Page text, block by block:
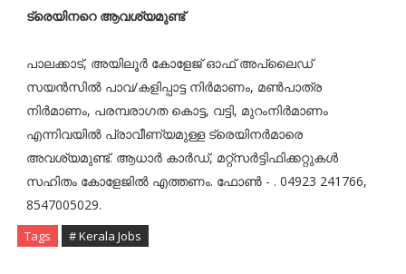
ട്രെയിനറെ ആവശ്യമുണ്ട്
പാലക്കാട്, അയിലൂര്‍ കോളേജ് ഓഫ് അപ്ലൈഡ്
സയന്‍സില്‍ പാവ/കളിപ്പാട്ട നിര്‍മാണം, മണ്‍പാത്ര
നിര്‍മാണം, പരമ്പരാഗത കൊട്ട, വട്ടി, മുറംനിര്‍മാണം
എന്നിവയില്‍ പ്രാവീണ്യമുള്ള ട്രെയിനര്‍മാരെ
അവശ്യമുണ്ട്. ആധാര്‍ കാര്‍ഡ്, മറ്റ്‌സര്‍ട്ടിഫിക്കറ്റുകള്‍
സഹിതം കോളേജില്‍ എത്തണം. ഫോണ്‍ - . 04923 241766,
8547005029.
Tags # Kerala Jobs